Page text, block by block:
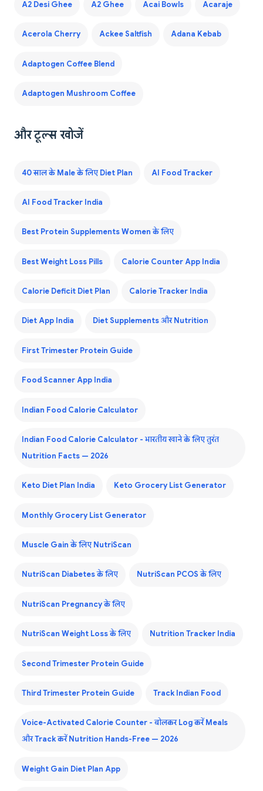
A2 Desi Ghee A2 Ghee Acai Bowls Acaraje
Acerola Cherry Ackee Saltfish Adana Kebab
Adaptogen Coffee Blend
Adaptogen Mushroom Coffee
और टूल्स खोजें
40 साल के Male के लिए Diet Plan AI Food Tracker
AI Food Tracker India
Best Protein Supplements Women के लिए
Best Weight Loss Pills Calorie Counter App India
Calorie Deficit Diet Plan Calorie Tracker India
Diet App India Diet Supplements और Nutrition
First Trimester Protein Guide
Food Scanner App India
Indian Food Calorie Calculator
Indian Food Calorie Calculator - भारतीय खाने के लिए तुरंत
Nutrition Facts — 2026
Keto Diet Plan India Keto Grocery List Generator
Monthly Grocery List Generator
Muscle Gain के लिए NutriScan
NutriScan Diabetes के लिए NutriScan PCOS के लिए
NutriScan Pregnancy के लिए
NutriScan Weight Loss के लिए Nutrition Tracker India
Second Trimester Protein Guide
Third Trimester Protein Guide Track Indian Food
Voice-Activated Calorie Counter - बोलकर Log करें Meals
और Track करें Nutrition Hands-Free — 2026
Weight Gain Diet Plan App